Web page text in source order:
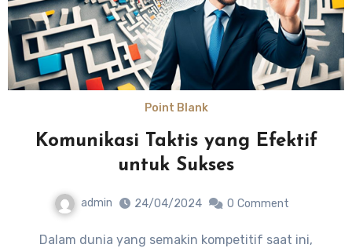
Point Blank
Komunikasi Taktis yang Efektif
untuk Sukses
admin 24/04/2024 0 Comment
Dalam dunia yang semakin kompetitif saat ini,